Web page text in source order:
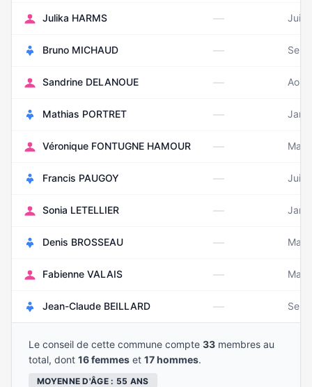
Julika HARMS — Juin
Bruno MICHAUD —
Sandrine DELANOUE — Août
Mathias PORTRET —
Véronique FONTUGNE HAMOUR —
Francis PAUGOY — Juin
Sonia LETELLIER —
Denis BROSSEAU — Mai
Fabienne VALAIS — Mai
Jean-Claude BEILLARD —
Le conseil de cette commune compte 33 membres au
total, dont 16 femmes et 17 hommes.
MOYENNE D'ÂGE : 55 ANS